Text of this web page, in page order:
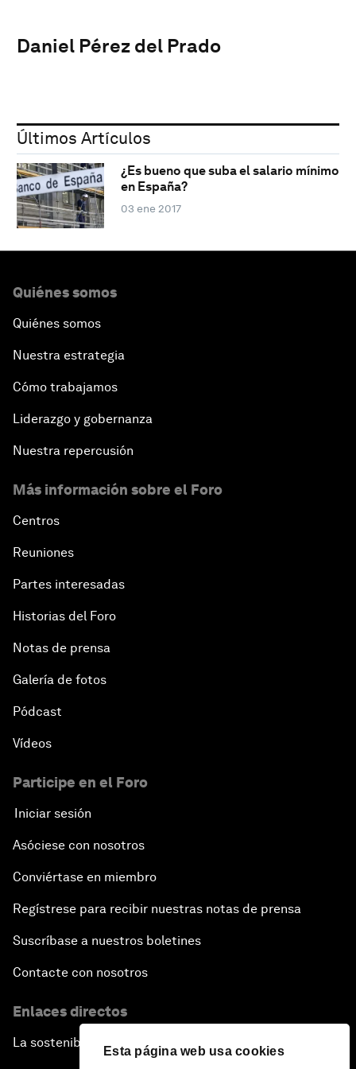
Esta página web usa cookies
Daniel Pérez del Prado
Últimos Artículos
¿Es bueno que suba el salario mínimo
en España?
03 ene 2017
Quiénes somos
Quiénes somos
Nuestra estrategia
Cómo trabajamos
Liderazgo y gobernanza
Nuestra repercusión
Más información sobre el Foro
Centros
Reuniones
Partes interesadas
Historias del Foro
Notas de prensa
Galería de fotos
Pódcast
Vídeos
Participe en el Foro
Iniciar sesión
Asóciese con nosotros
Conviértase en miembro
Regístrese para recibir nuestras notas de prensa
Suscríbase a nuestros boletines
Contacte con nosotros
Enlaces directos
La sostenibilidad en el Foro